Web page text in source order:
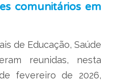
comunitários em
de Educação, Saúde
reunidas, nesta
fevereiro de 2026,